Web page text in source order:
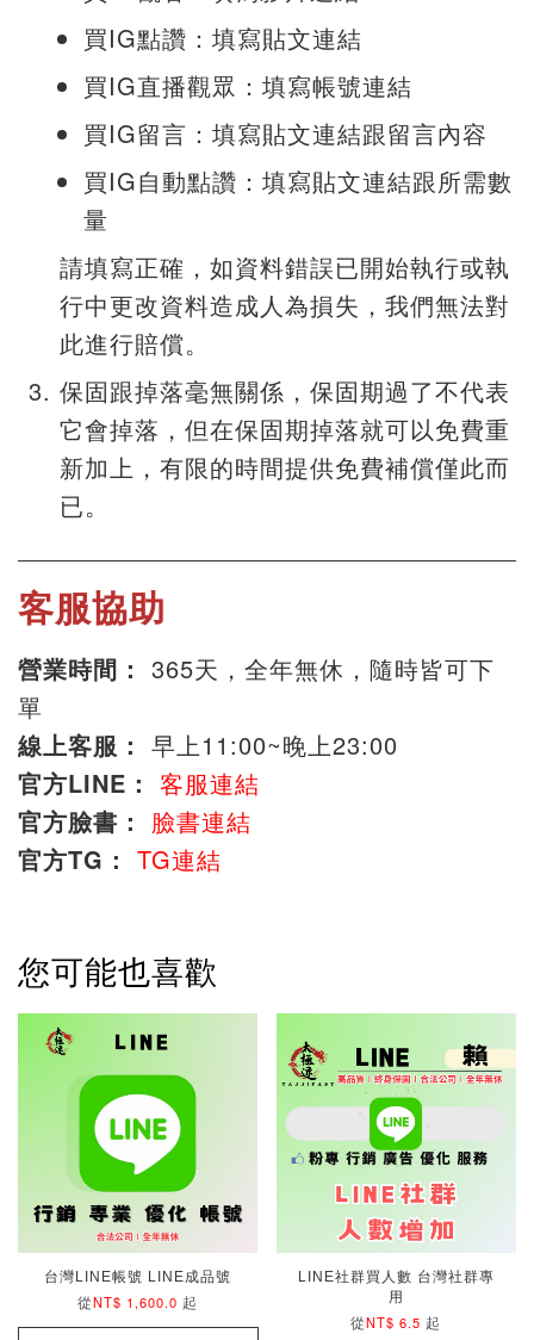
買IG點讚：填寫貼文連結
買IG直播觀眾：填寫帳號連結
買IG留言：填寫貼文連結跟留言內容
買IG自動點讚：填寫貼文連結跟所需數
量
請填寫正確，如資料錯誤已開始執行或執
行中更改資料造成人為損失，我們無法對
此進行賠償。
保固跟掉落毫無關係，保固期過了不代表
它會掉落，但在保固期掉落就可以免費重
新加上，有限的時間提供免費補償僅此而
已。
客服協助
營業時間： 365天，全年無休，隨時皆可下
單
線上客服： 早上11:00~晚上23:00
官方LINE： 客服連結
官方臉書： 臉書連結
官方TG： TG連結
您可能也喜歡
台灣LINE帳號 LINE成品號
從NT$ 1,600.0 起
LINE社群買人數 台灣社群專
用
從NT$ 6.5 起